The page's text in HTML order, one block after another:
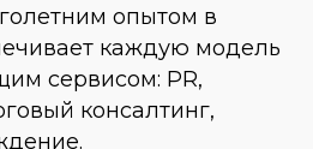
опытом в
каждую модель
сервисом: PR,
консалтинг,
.